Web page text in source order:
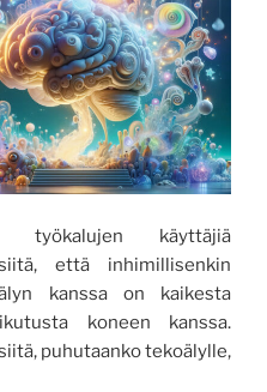
työkalujen käyttäjiä
että inhimillisenkin
kanssa on kaikesta
koneen kanssa.
puhutaanko tekoälylle,